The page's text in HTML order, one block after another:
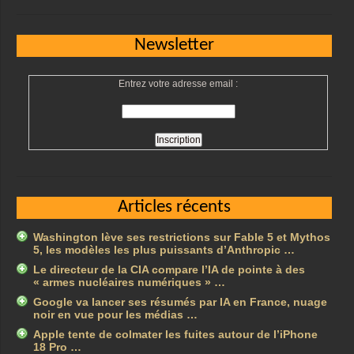
Newsletter
Entrez votre adresse email :
Articles récents
Washington lève ses restrictions sur Fable 5 et Mythos
5, les modèles les plus puissants d’Anthropic …
Le directeur de la CIA compare l’IA de pointe à des
« armes nucléaires numériques » …
Google va lancer ses résumés par IA en France, nuage
noir en vue pour les médias …
Apple tente de colmater les fuites autour de l’iPhone
18 Pro …